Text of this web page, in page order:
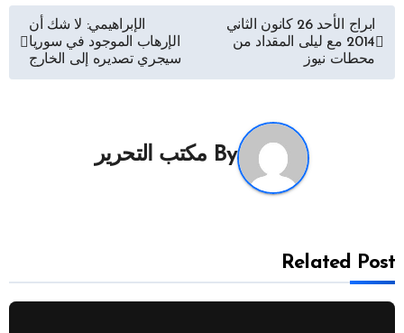
تصفّح
المقالات
ابراج الأحد 26 كانون الثاني
2014 مع ليلى المقداد من
محطات نيوز
الإبراهيمي: لا شك أن
الإرهاب الموجود في سوريا
سيجري تصديره إلى الخارج
By مكتب التحرير
Related Post